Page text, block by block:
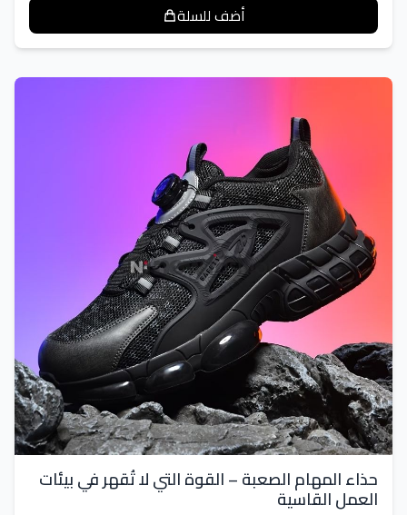
أضف للسلة
حذاء المهام الصعبة – القوة التي لا تُقهر في بيئات
العمل القاسية